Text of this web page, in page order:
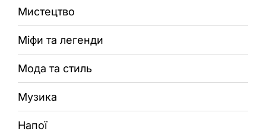
Мистецтво
Міфи та легенди
Мода та стиль
Музика
Напої